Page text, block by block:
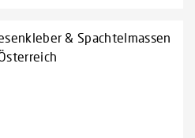
& Spachtelmassen